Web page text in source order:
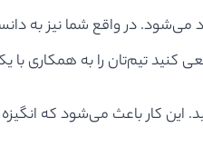
در واقع شما نیز به
تیم‌تان را به همکاری با
این کار باعث می‌شود که